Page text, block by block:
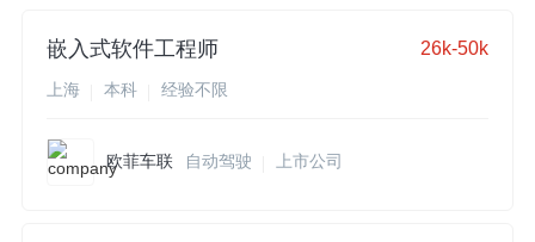
嵌入式软件工程师 26k-50k
上海 本科 经验不限
欧菲车联 自动驾驶 上市公司